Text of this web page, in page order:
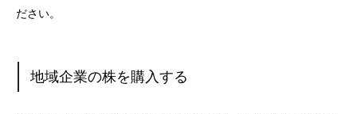
ださい。
地域企業の株を購入する